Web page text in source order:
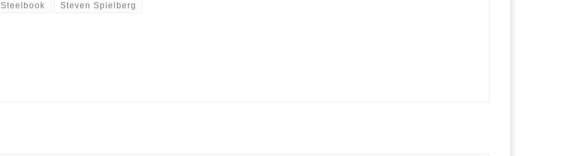
Steelbook Steven Spielberg